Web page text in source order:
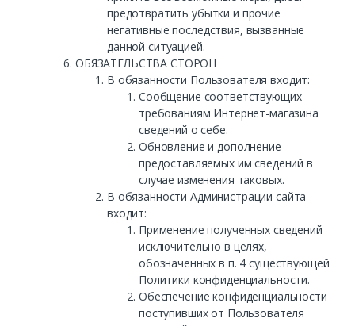
предотвратить убытки и прочие
негативные последствия, вызванные
данной ситуацией.
ОБЯЗАТЕЛЬСТВА СТОРОН
В обязанности Пользователя входит:
Сообщение соответствующих
требованиям Интернет-магазина
сведений о себе.
Обновление и дополнение
предоставляемых им сведений в
случае изменения таковых.
В обязанности Администрации сайта
входит:
Применение полученных сведений
исключительно в целях,
обозначенных в п. 4 существующей
Политики конфиденциальности.
Обеспечение конфиденциальности
поступивших от Пользователя